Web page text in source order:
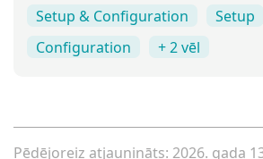
Setup & Configuration
Setup
Configuration
+ 2 vēl
Pēdējoreiz atjaunināts: 2026. gada